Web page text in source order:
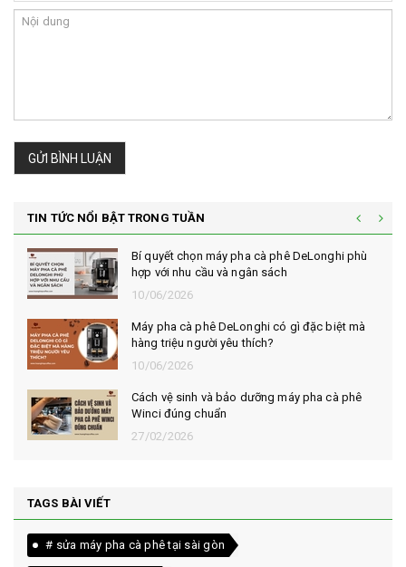
GỬI BÌNH LUẬN
TIN TỨC NỔI BẬT TRONG TUẦN
Bí quyết chọn máy pha cà phê DeLonghi phù
hợp với nhu cầu và ngân sách
10/06/2026
Máy pha cà phê DeLonghi có gì đặc biệt mà
hàng triệu người yêu thích?
10/06/2026
Cách vệ sinh và bảo dưỡng máy pha cà phê
Winci đúng chuẩn
27/02/2026
TAGS BÀI VIẾT
# sửa máy pha cà phê tại sài gòn